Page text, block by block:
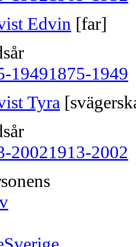
Edvin [far]
19491875-1949
Tyra
20021913-2002